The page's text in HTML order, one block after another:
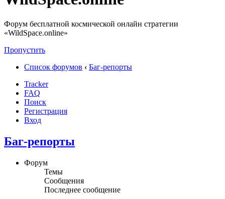
Форум бесплатной космической онлайн стратегии
«WildSpace.online»
Пропустить
Список форумов ‹ Баг-репорты
Tracker
FAQ
Поиск
Регистрация
Вход
Баг-репорты
Форум
Темы
Сообщения
Последнее сообщение